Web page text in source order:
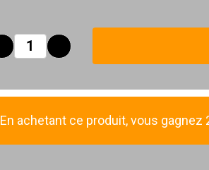
En achetant ce produit, vous gagnez